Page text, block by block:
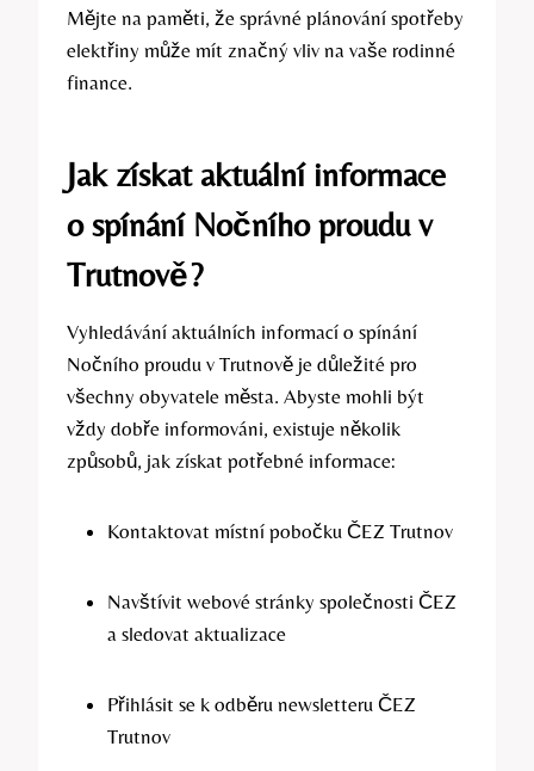
Mějte na paměti, že správné plánování spotřeby
elektřiny může mít značný vliv na vaše rodinné
finance.
Jak získat aktuální informace
o spínání Nočního proudu v
Trutnově?
Vyhledávání aktuálních informací o spínání
Nočního proudu v Trutnově je důležité pro
všechny obyvatele města. Abyste mohli být
vždy dobře informováni, existuje několik
způsobů, jak získat potřebné informace:
Kontaktovat místní pobočku ČEZ Trutnov
Navštívit webové stránky společnosti ČEZ
a sledovat aktualizace
Přihlásit se k odběru newsletteru ČEZ
Trutnov